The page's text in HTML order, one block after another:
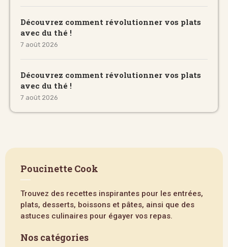
Découvrez comment révolutionner vos plats
avec du thé !
7 août 2026
Découvrez comment révolutionner vos plats
avec du thé !
7 août 2026
Poucinette Cook
Trouvez des recettes inspirantes pour les entrées,
plats, desserts, boissons et pâtes, ainsi que des
astuces culinaires pour égayer vos repas.
Nos catégories